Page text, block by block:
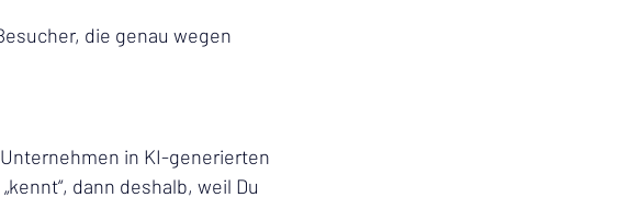
die genau wegen
in KI-generierten
dann deshalb, weil Du